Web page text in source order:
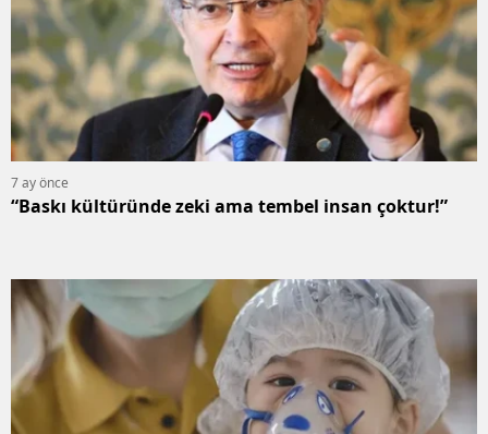
7 ay önce
“Baskı kültüründe zeki ama tembel insan çoktur!”